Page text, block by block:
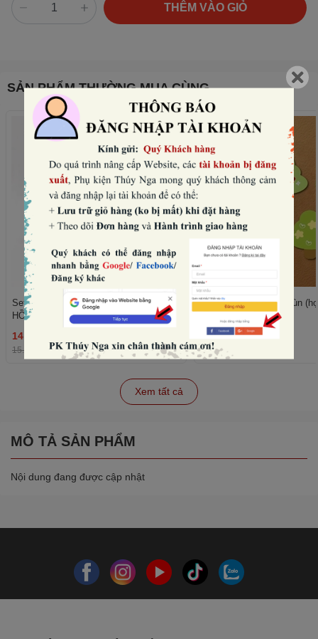
THÊM VÀO GIỎ
SẢN PHẨM THƯỜNG MUA CÙNG
Set 10 mũ sinh nhật hình vương miện-
HỒNG NHẠT (con voi).
14.400₫
15.000₫ -4%
Set 50 cây giấy xanh lùn
11.520₫
12.000₫
Xem tất cả
MÔ TẢ SẢN PHẨM
Nội dung đang được cập nhật